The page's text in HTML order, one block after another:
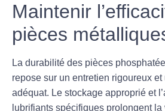
Maintenir
pièces
La durabilité des pièces
repose sur un entretien rigoureux
adéquat. Le stockage approprié et
lubrifiants spécifiques prolongent